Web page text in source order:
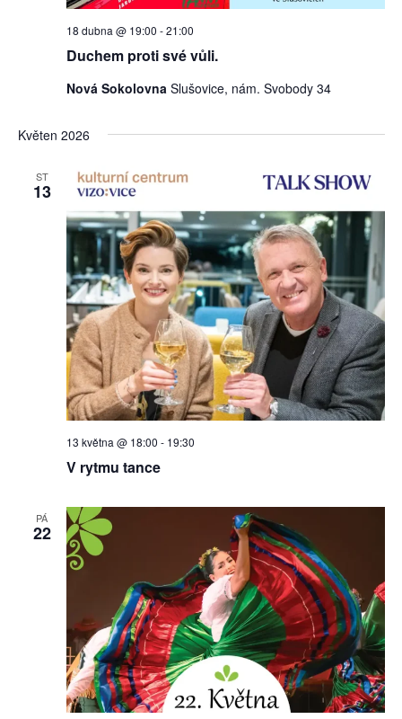
Duchem proti své vůli.
18 dubna @ 19:00 -21:00
Nová Sokolovna Slušovice, nám. Svobody 34
Květen 2026
ST
13
V rytmu tance
13 května @ 18:00 - 19:30
PÁ
22